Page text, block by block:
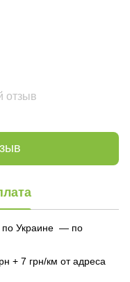
отзыв
по Украине — по
+ 7 грн/км от адреса